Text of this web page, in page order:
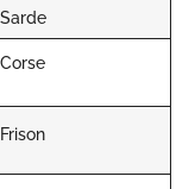
Sarde
Corse
Frison